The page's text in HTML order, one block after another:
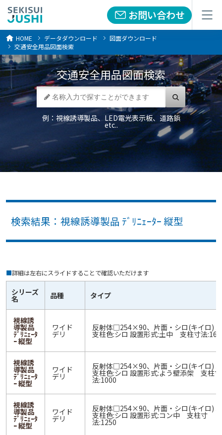
お問い合わせ
メニュー お問い合わせ
メニュー
HOME データダウンロード
図面ダウンロード
交通安全用品図面検索
交通安全用品図面検索
例：視線誘導製品、LED電光表示板、道路鋲
etc..
検索結果：視線誘導製品 ﾃﾞﾘﾆｪｰﾀｰ 縦型
■詳細は左右にスライドすることで確認いただけます
シリーズ
名 品種 タイプ
視線誘
導製品
ﾃﾞﾘﾆｪｰﾀ
ｰ 縦型
ワイド
デリ
反射体□254×90、片面・シロ(キイロ) 3
支柱色:シロ 設置形式:土中 支柱寸法
視線誘
導製品
ﾃﾞﾘﾆｪｰﾀ
ｰ 縦型
ワイド
デリ
反射体□254×90、片面・シロ(キイロ) 3
支柱色:シロ 設置形式:よう壁添架 支柱寸
法:1000
視線誘
導製品
ﾃﾞﾘﾆｪｰﾀ
ｰ 縦型
ワイド
デリ
反射体□254×90、片面・シロ(キイロ) 3
支柱色:シロ 設置形式:コン中 支柱寸
法:1250